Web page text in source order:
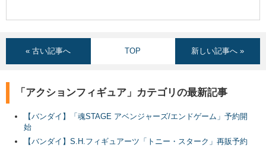
« 古い記事へ TOP 新しい記事へ »
「アクションフィギュア」カテゴリの最新記事
【バンダイ】「魂STAGE アベンジャーズ/エンドゲーム」予約開
始
【バンダイ】S.H.フィギュアーツ「トニー・スターク」再販予約